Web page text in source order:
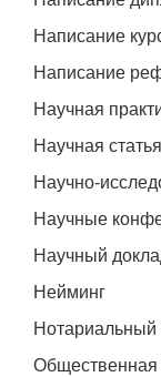
Написание
Написание
Научная
Научная статья
Научно-
Научные
Научный
Нейминг
Нотариальный
Общественная